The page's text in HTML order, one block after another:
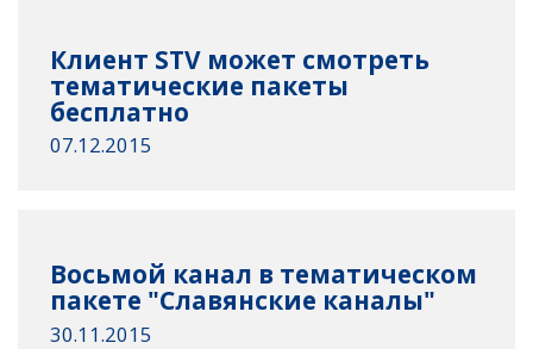
Клиент STV может смотреть
тематические пакеты
бесплатно
07.12.2015
Восьмой канал в тематическом
пакете "Славянские каналы"
30.11.2015